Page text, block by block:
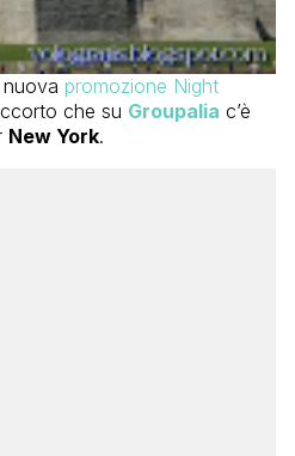
promozione Night
che su Groupalia c’è
New York.